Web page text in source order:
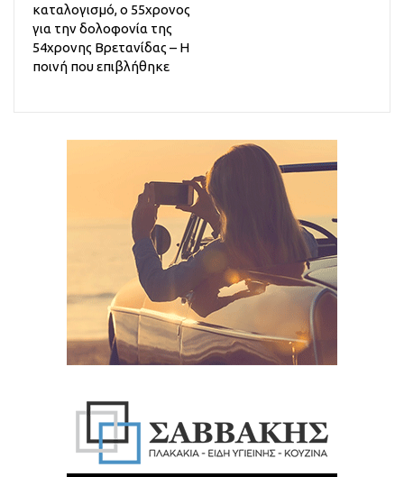
καταλογισμό, ο 55χρονος
για την δολοφονία της
54χρονης Βρετανίδας – Η
ποινή που επιβλήθηκε